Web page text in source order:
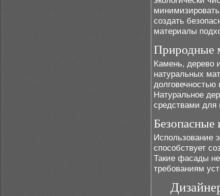
создать
материалы
Природные
Камень, дерево
натуральных
Натуральное
средствами для
Безопасные
Использование
способствует
Такие фасады
требованиям